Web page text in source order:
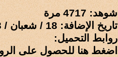
شوهد: 4717 مرة
تاريخ الإضافة: 18 / شعبان / 1433 هـ الموافق 7 / يوليو / 2012 م
روابط التحميل:
اضغط هنا للحصول على